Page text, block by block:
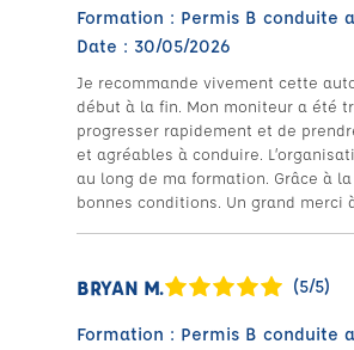
Formation : Permis B conduite
Date : 30/05/2026
Je recommande vivement cette
début à la fin. Mon moniteur a été
progresser rapidement et de
et agréables à conduire.
au long de ma formation. Grâce à
bonnes conditions. Un grand merci
BRYAN M. (5/5)
Formation : Permis B conduite